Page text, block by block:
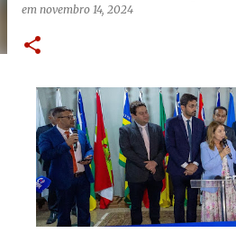
em novembro 14, 2024